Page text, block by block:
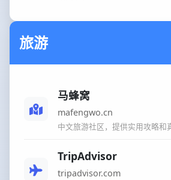
旅游
马蜂窝
mafengwo.cn
中文旅游社区，提供实用攻略和
TripAdvisor
tripadvisor.com